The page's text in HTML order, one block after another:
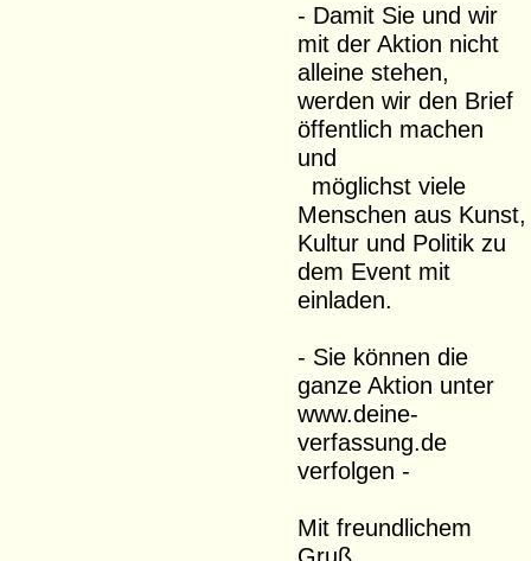
- Damit Sie und wir
mit der Aktion nicht
alleine stehen,
werden wir den Brief
öffentlich machen
und
möglichst viele
Menschen aus Kunst,
Kultur und Politik zu
dem Event mit
einladen.
- Sie können die
ganze Aktion unter
www.deine-
verfassung.de
verfolgen -
Mit freundlichem